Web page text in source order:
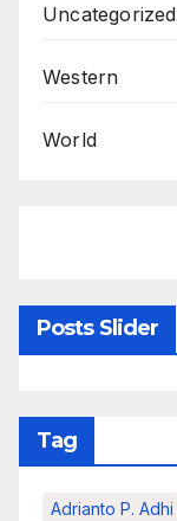
Uncategorized
Western
World
Posts Slider
Tag
Adrianto P. Adhi